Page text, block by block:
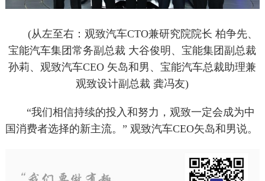
(从左至右：观致汽车CTO兼研究院院长 柏争先、
宝能汽车集团常务副总裁 大谷俊明、宝能集团副总裁
孙莉、观致汽车CEO 矢岛和男、宝能汽车总裁助理兼
观致设计副总裁 龚冯友)
“我们相信持续的投入和努力，观致一定会成为中
国消费者选择的新主流。” 观致汽车CEO矢岛和男说。